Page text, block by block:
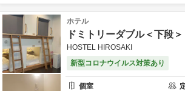
ホテル
ドミトリーダブル＜下段＞
HOSTEL HIROSAKI
新型コロナウイルス対策あり
個室